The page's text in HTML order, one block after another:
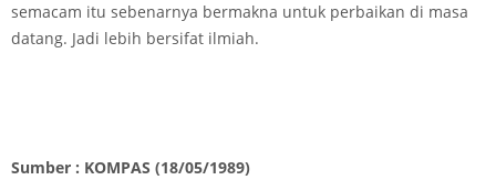
semacam itu sebenarnya bermakna untuk perbaikan di masa
datang. Jadi lebih bersifat ilmiah.
Sumber : KOMPAS (18/05/1989)